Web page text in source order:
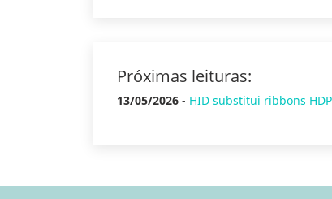
Próximas leituras:
13/05/2026 - HID substitui ribbons